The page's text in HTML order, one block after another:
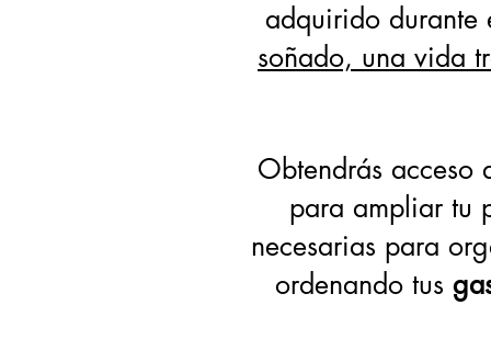
adquirido durante
soñado, una vida
Obtendrás acceso
para ampliar tu
necesarias para
ordenando tus